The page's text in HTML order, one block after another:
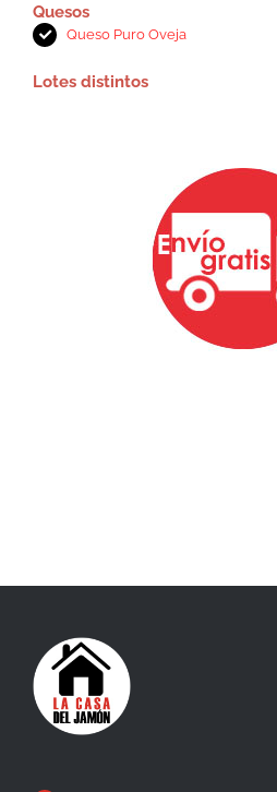
Quesos
Queso Puro Oveja
Lotes distintos